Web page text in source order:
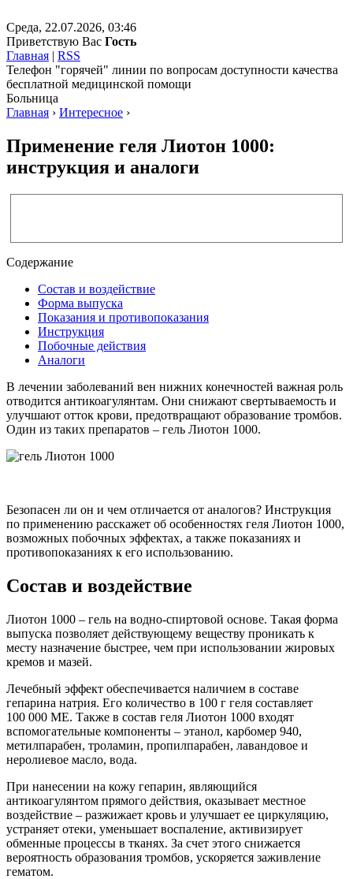
Среда, 22.07.2026, 03:46
Приветствую Вас Гость
Главная | RSS
Телефон "горячей" линии по вопросам доступности качества
бесплатной медицинской помощи
Больница
Главная › Интересное ›
Применение геля Лиотон 1000:
инструкция и аналоги
Содержание
Состав и воздействие
Форма выпуска
Показания и противопоказания
Инструкция
Побочные действия
Аналоги
В лечении заболеваний вен нижних конечностей важная роль
отводится антикоагулянтам. Они снижают свертываемость и
улучшают отток крови, предотвращают образование тромбов.
Один из таких препаратов – гель Лиотон 1000.
Безопасен ли он и чем отличается от аналогов? Инструкция
по применению расскажет об особенностях геля Лиотон 1000,
возможных побочных эффектах, а также показаниях и
противопоказаниях к его использованию.
Состав и воздействие
Лиотон 1000 – гель на водно-спиртовой основе. Такая форма
выпуска позволяет действующему веществу проникать к
месту назначение быстрее, чем при использовании жировых
кремов и мазей.
Лечебный эффект обеспечивается наличием в составе
гепарина натрия. Его количество в 100 г геля составляет
100 000 МЕ. Также в состав геля Лиотон 1000 входят
вспомогательные компоненты – этанол, карбомер 940,
метилпарабен, троламин, пропилпарабен, лавандовое и
неролиевое масло, вода.
При нанесении на кожу гепарин, являющийся
антикоагулянтом прямого действия, оказывает местное
воздействие – разжижает кровь и улучшает ее циркуляцию,
устраняет отеки, уменьшает воспаление, активизирует
обменные процессы в тканях. За счет этого снижается
вероятность образования тромбов, ускоряется заживление
гематом.